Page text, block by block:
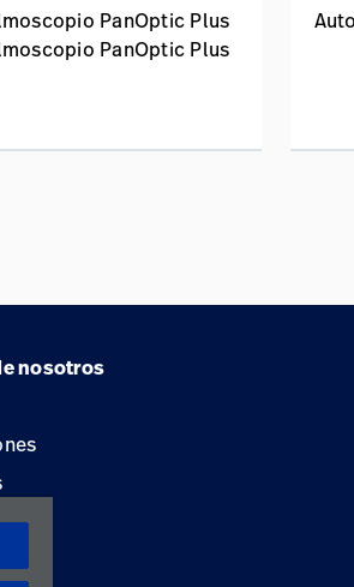
PanOptic Plus
PanOptic Plus
nosotros